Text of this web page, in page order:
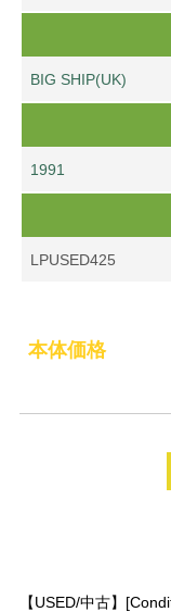
BIG SHIP(UK)
1991
LPUSED425
本体価格
【USED/中古】